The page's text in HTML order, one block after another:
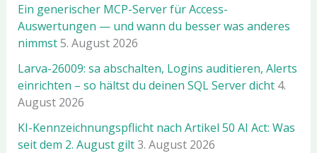
Ein generischer MCP-Server für Access-
Auswertungen — und wann du besser was anderes
nimmst5. August 2026
Larva-26009: sa abschalten, Logins auditieren, Alerts
einrichten – so hältst du deinen SQL Server dicht 4.
August 2026
KI-Kennzeichnungspflicht nach Artikel 50 AI Act: Was
seit dem 2. August gilt3. August 2026